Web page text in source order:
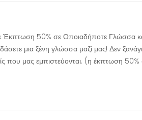
Έκπτωση 50% σε Οποιαδήποτε Γλώσσα
μια ξένη γλώσσα μαζί μας! Δεν
που μας εμπιστεύονται. (η έκπτωση